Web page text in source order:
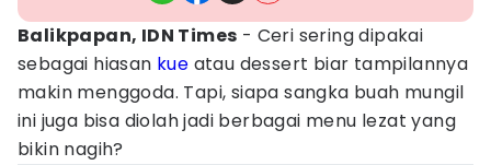
Balikpapan, IDN Times - Ceri sering dipakai
sebagai hiasan kue atau dessert biar tampilannya
makin menggoda. Tapi, siapa sangka buah mungil
ini juga bisa diolah jadi berbagai menu lezat yang
bikin nagih?